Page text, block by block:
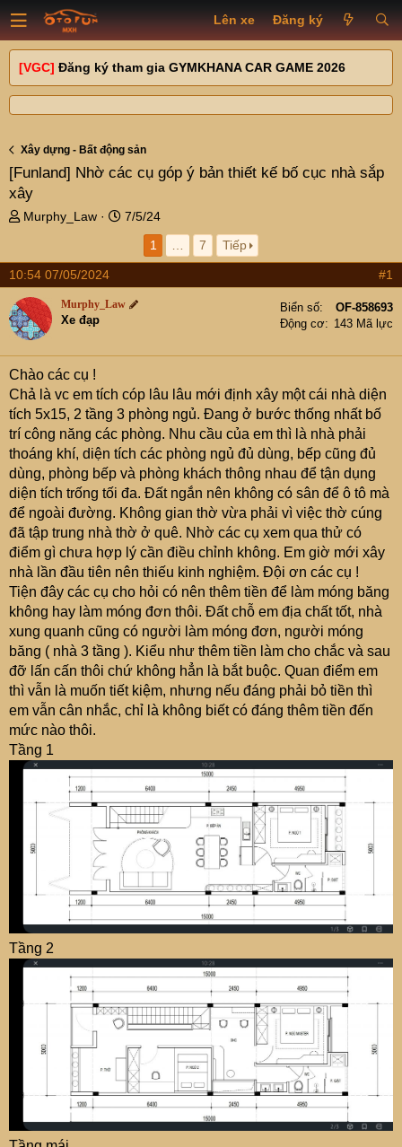
Lên xe Đăng ký
[VGC] Đăng ký tham gia GYMKHANA CAR GAME 2026
Xây dựng - Bất động sản
[Funland] Nhờ các cụ góp ý bản thiết kế bố cục nhà sắp
xây
T
e
a
d
s
t
r
e
r
Murphy_Law
N
y
ử
7/5/24
1
7 Tiếp
10:54 07/05/2024 #1
Murphy_Law
Xe đạp
Biển số
OF-858693
Động cơ
143 Mã lực
Chào các cụ !
Chả là vc em tích cóp lâu lâu mới định xây một cái nhà diện
tích 5x15, 2 tầng 3 phòng ngủ. Đang ở bước thống nhất bố
trí công năng các phòng. Nhu cầu của em thì là nhà phải
thoáng khí, diện tích các phòng ngủ đủ dùng, bếp cũng đủ
dùng, phòng bếp và phòng khách thông nhau để tận dụng
diện tích trống tối đa. Đất ngắn nên không có sân để ô tô mà
để ngoài đường. Không gian thờ vừa phải vì việc thờ cúng
đã tập trung nhà thờ ở quê. Nhờ các cụ xem qua thử có
điểm gì chưa hợp lý cần điều chỉnh không. Em giờ mới xây
nhà lần đầu tiên nên thiếu kinh nghiệm. Đội ơn các cụ !
Tiện đây các cụ cho hỏi có nên thêm tiền để làm móng băng
không hay làm móng đơn thôi. Đất chỗ em địa chất tốt, nhà
xung quanh cũng có người làm móng đơn, người móng
băng ( nhà 3 tầng ). Kiểu như thêm tiền làm cho chắc và sau
đỡ lấn cấn thôi chứ không hẳn là bắt buộc. Quan điểm em
thì vẫn là muốn tiết kiệm, nhưng nếu đáng phải bỏ tiền thì
em vẫn cân nhắc, chỉ là không biết có đáng thêm tiền đến
mức nào thôi.
Tầng 1
Tầng 2